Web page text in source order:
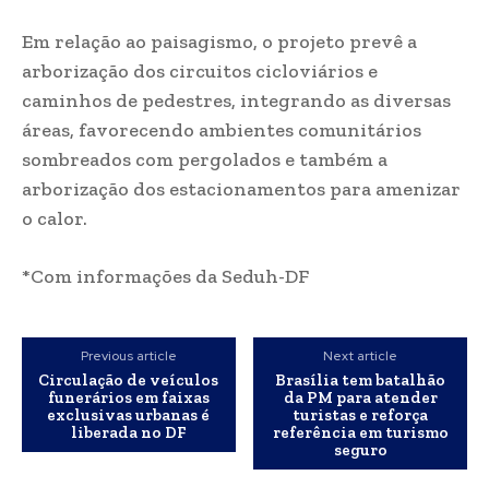
Em relação ao paisagismo, o projeto prevê a
arborização dos circuitos cicloviários e
caminhos de pedestres, integrando as diversas
áreas, favorecendo ambientes comunitários
sombreados com pergolados e também a
arborização dos estacionamentos para amenizar
o calor.
*Com informações da Seduh-DF
Previous article
Circulação de veículos
funerários em faixas
exclusivas urbanas é
liberada no DF
Next article
Brasília tem batalhão
da PM para atender
turistas e reforça
referência em turismo
seguro